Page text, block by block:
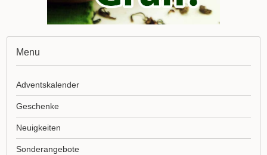
Menu
Adventskalender
Geschenke
Neuigkeiten
Sonderangebote